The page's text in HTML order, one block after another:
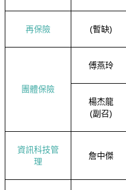
再保險 (暫缺)
團體保險
傅燕玲
楊杰龍
(副召)
資訊科技管
理
詹中傑